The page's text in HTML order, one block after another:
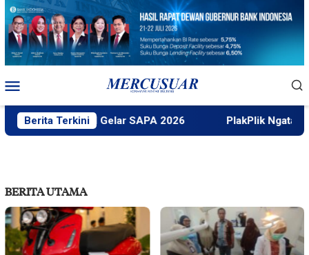
Loncat
konten
Mobile
Berita Terkini
Faktek Untad Gelar SAPA 2026 PlakPlik Ngataku
BERITA UTAMA